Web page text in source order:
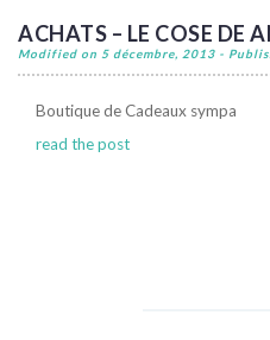
ACHATS – LE COSE DE
Modified on 5 décembre, 2013 -
Boutique de Cadeaux sympa
read the post